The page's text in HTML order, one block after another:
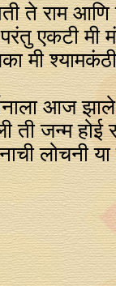
ते राम आणि
परंतु एकटी मी
मी
आज झाले
ती जन्म होई
लोचनी